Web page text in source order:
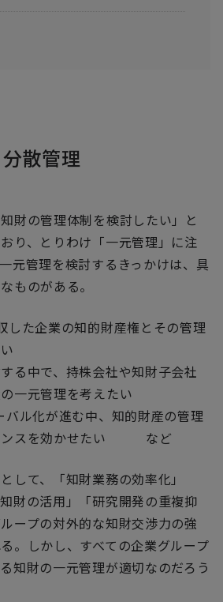
散管理
財の管理体制を検討したい」と
り、とりわけ「一元管理」に注
元管理を検討するきっかけは、具
ものがある。
た企業の知的財産権とその管理
る中で、持株会社や知財子会社
一元管理を考えたい
ル化が進む中、知的財産の管理
ンスを効かせたい など
して、「知財業務の効率化」
財の活用」「研究開発の重複抑
ープの対外的な知財交渉力の強
。しかし、すべての企業グループ
知財の一元管理が適切なのだろう